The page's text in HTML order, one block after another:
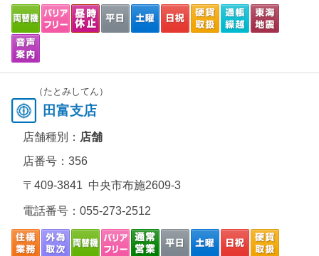
（たとみしてん）
田富支店
店舗種別： 店舗
店番号：356
〒409-3841 中央市布施2609-3
電話番号： 055-273-2512